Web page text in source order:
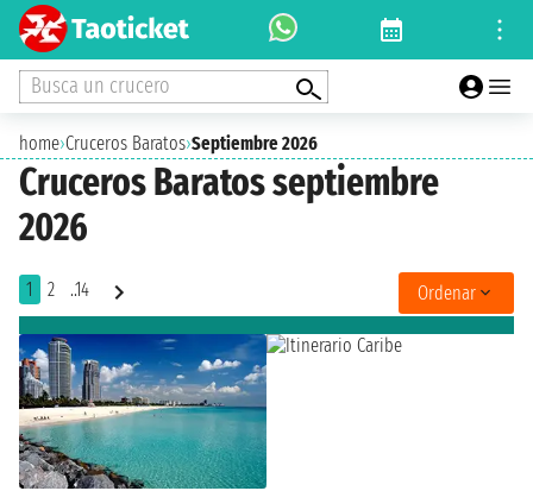
Busca un crucero
home›Cruceros Baratos›Septiembre 2026
Cruceros Baratos septiembre
2026
1 2 ..14 Ordenar